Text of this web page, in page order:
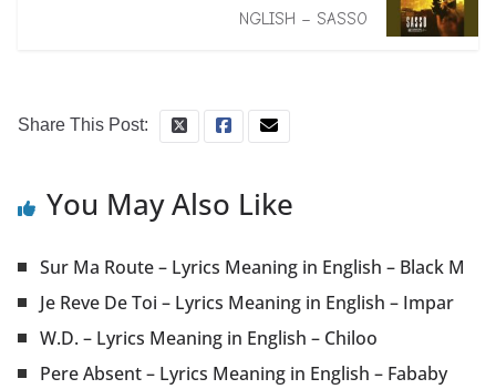
NGLISH – SASSO
Share This Post:
You May Also Like
Sur Ma Route – Lyrics Meaning in English – Black M
Je Reve De Toi – Lyrics Meaning in English – Impar
W.D. – Lyrics Meaning in English – Chiloo
Pere Absent – Lyrics Meaning in English – Fababy